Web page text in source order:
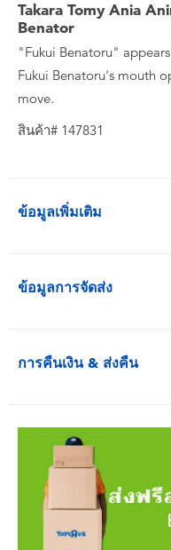
Takara Tomy Ania
Benator
"Fukui Benatoru"
Fukui Benatoru's mouth
move.
สินค้า# 147831
ข้อมูลเพิ่มเติม
ข้อมูลการจัดส่ง
การคืนเงิน & ส่งคืน